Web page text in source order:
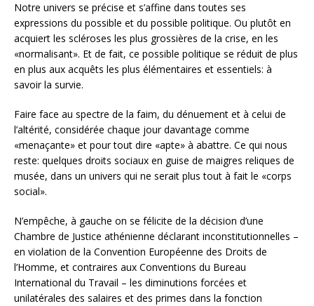
Notre univers se précise et s’affine dans toutes ses
expressions du possible et du possible politique. Ou plutôt en
acquiert les scléroses les plus grossières de la crise, en les
«normalisant». Et de fait, ce possible politique se réduit de plus
en plus aux acquêts les plus élémentaires et essentiels: à
savoir la survie.
Faire face au spectre de la faim, du dénuement et à celui de
l’altérité, considérée chaque jour davantage comme
«menaçante» et pour tout dire «apte» à abattre. Ce qui nous
reste: quelques droits sociaux en guise de maigres reliques de
musée, dans un univers qui ne serait plus tout à fait le «corps
social».
N’empêche, à gauche on se félicite de la décision d’une
Chambre de Justice athénienne déclarant inconstitutionnelles –
en violation de la Convention Européenne des Droits de
l’Homme, et contraires aux Conventions du Bureau
International du Travail – les diminutions forcées et
unilatérales des salaires et des primes dans la fonction